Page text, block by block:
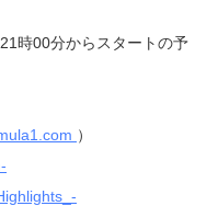
時00分からスタートの予
）